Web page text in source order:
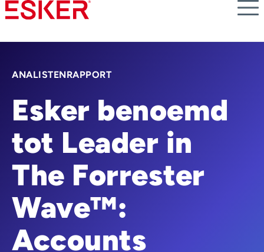
Skip
to
content
ANALISTENRAPPORT
Esker benoemd
tot Leader in
The Forrester
Wave™:
Accounts